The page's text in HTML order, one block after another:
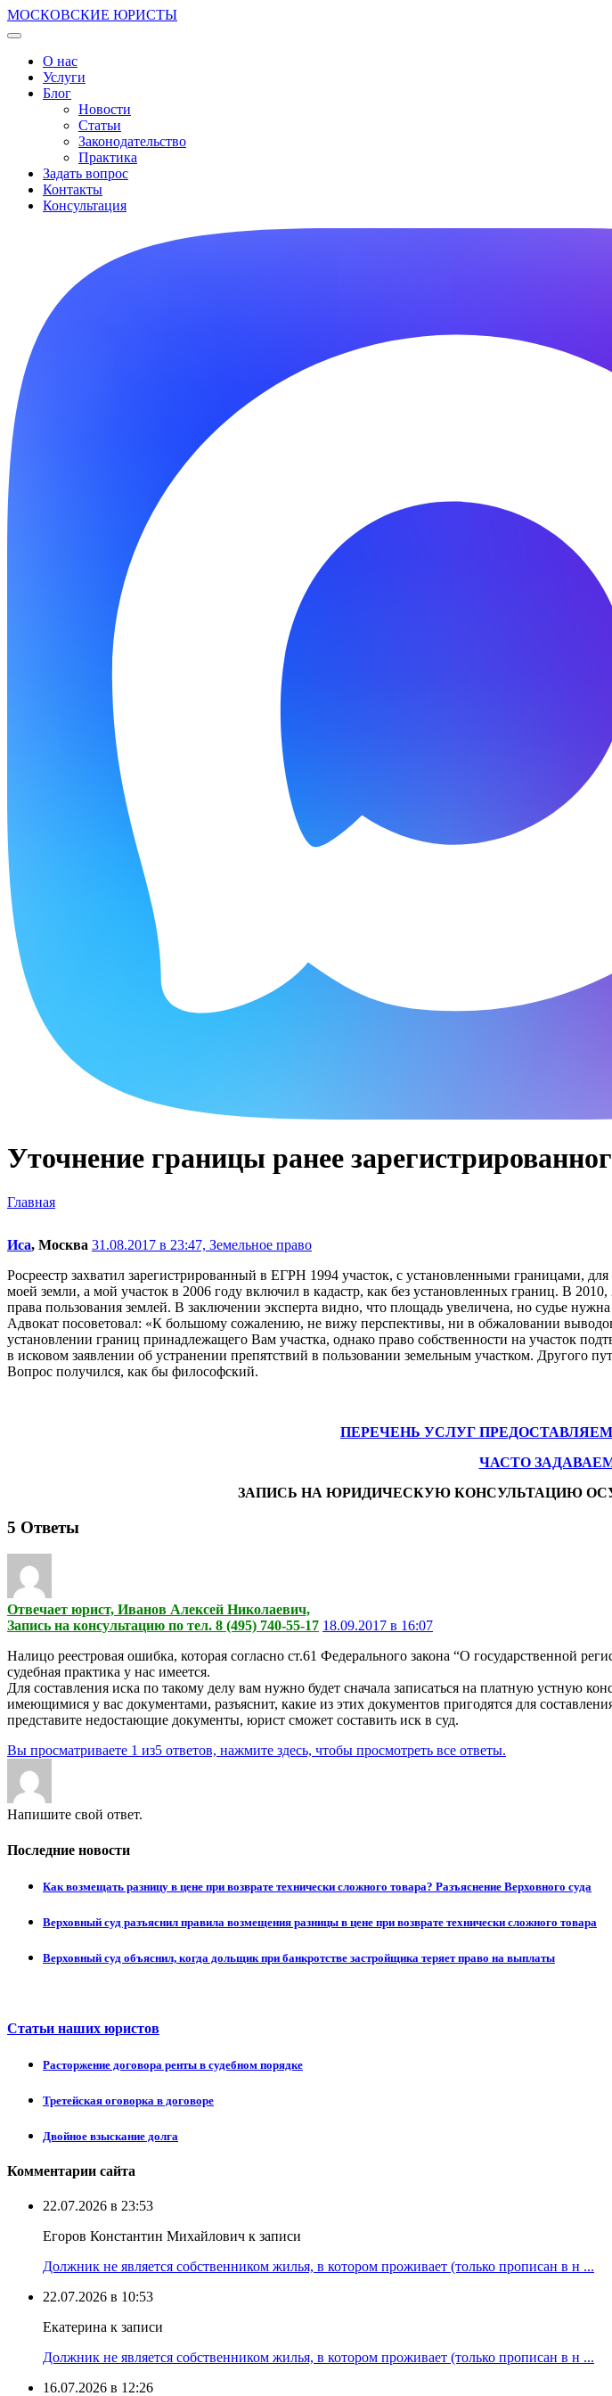
МОСКОВСКИЕ ЮРИСТЫ
О нас
Услуги
Блог
Новости
Статьи
Законодательство
Практика
Задать вопрос
Контакты
Консультация
Уточнение границы ранее
Главная
Иса, Москва 31.08.2017 в 23:47, Земельное право
Росреестр захватил зарегистрированный в ЕГРН 1994 участок, с установленными границами,
моей земли, а мой участок в 2006 году включил в кадастр, как без установленных границ. В
права пользования землей. В заключении эксперта видно, что площадь увеличена, но судье нужна
Адвокат посоветовал: «К большому сожалению, не вижу перспективы, ни в обжаловании
установлении границ принадлежащего Вам участка, однако право собственности на участок
в исковом заявлении об устранении препятствий в пользовании земельным участком. Другого
Вопрос получился, как бы философский.
ПЕРЕЧЕНЬ УСЛУГ
ЧАСТО
ЗАПИСЬ НА ЮРИДИЧЕСКУЮ КОНСУЛЬТАЦИЮ
5 Ответы
Отвечает юрист, Иванов Алексей Николаевич,
Запись на консультацию по тел. 8 (495) 740-55-17 18.09.2017 в 16:07
Налицо реестровая ошибка, которая согласно ст.61 Федерального закона “О государственной
судебная практика у нас имеется.
Для составления иска по такому делу вам нужно будет сначала записаться на платную устную
имеющимися у вас документами, разъяснит, какие из этих документов пригодятся для
представите недостающие документы, юрист сможет составить иск в суд.
Вы просматриваете 1 из5 ответов, нажмите здесь, чтобы просмотреть все ответы.
Напишите свой ответ.
Последние новости
Как возмещать разницу в цене при возврате технически сложного товара? Разъяснение Верховного суда
Верховный суд разъяснил правила возмещения разницы в цене при возврате технически сложного товара
Верховный суд объяснил, когда дольщик при банкротстве застройщика теряет право на выплаты
Статьи наших юристов
Расторжение договора ренты в судебном порядке
Третейская оговорка в договоре
Двойное взыскание долга
Комментарии сайта
22.07.2026 в 23:53
Егоров Константин Михайлович к записи
Должник не является собственником жилья, в котором проживает (только прописан в н ...
22.07.2026 в 10:53
Екатерина к записи
Должник не является собственником жилья, в котором проживает (только прописан в н ...
16.07.2026 в 12:26